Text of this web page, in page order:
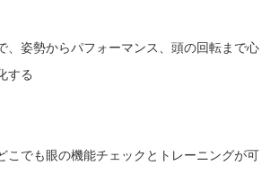
、姿勢からパフォーマンス、頭の回転まで心
する
こでも眼の機能チェックとトレーニングが可